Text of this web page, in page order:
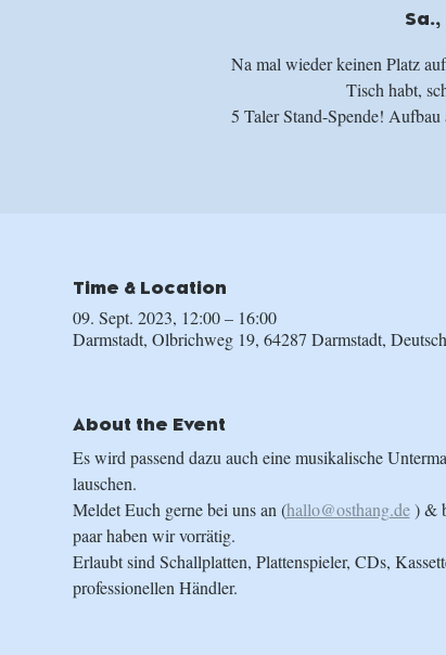
Sa.,
Na mal wieder keinen Platz
Tisch habt,
5 Taler Stand-Spende!
Time & Location
09. Sept. 2023, 12:00 – 16:00
Darmstadt, Olbrichweg 19, 64287 Darmstadt,
About the Event
Es wird passend dazu auch eine musikalische
lauschen.
Meldet Euch gerne bei uns an (hallo@osthang.de ) &
paar haben wir vorrätig.
Erlaubt sind Schallplatten, Plattenspieler, CDs,
professionellen Händler.